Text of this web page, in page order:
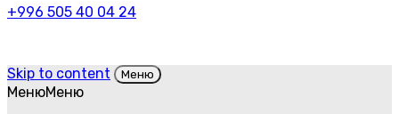
+996 505 40 04 24
Skip to content Меню
МенюМеню